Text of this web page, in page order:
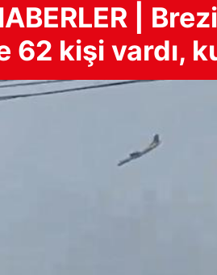
|
62 kişi vardı,